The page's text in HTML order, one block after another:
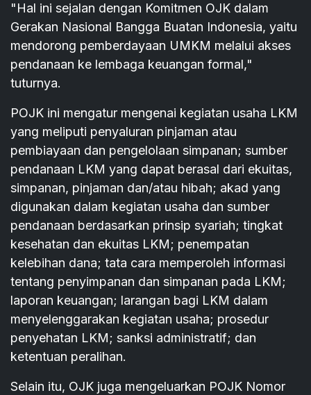
"Hal ini sejalan dengan Komitmen OJK dalam
Gerakan Nasional Bangga Buatan Indonesia, yaitu
mendorong pemberdayaan UMKM melalui akses
pendanaan ke lembaga keuangan formal,"
tuturnya.
POJK ini mengatur mengenai kegiatan usaha LKM
yang meliputi penyaluran pinjaman atau
pembiayaan dan pengelolaan simpanan; sumber
pendanaan LKM yang dapat berasal dari ekuitas,
simpanan, pinjaman dan/atau hibah; akad yang
digunakan dalam kegiatan usaha dan sumber
pendanaan berdasarkan prinsip syariah; tingkat
kesehatan dan ekuitas LKM; penempatan
kelebihan dana; tata cara memperoleh informasi
tentang penyimpanan dan simpanan pada LKM;
laporan keuangan; larangan bagi LKM dalam
menyelenggarakan kegiatan usaha; prosedur
penyehatan LKM; sanksi administratif; dan
ketentuan peralihan.
Selain itu, OJK juga mengeluarkan POJK Nomor